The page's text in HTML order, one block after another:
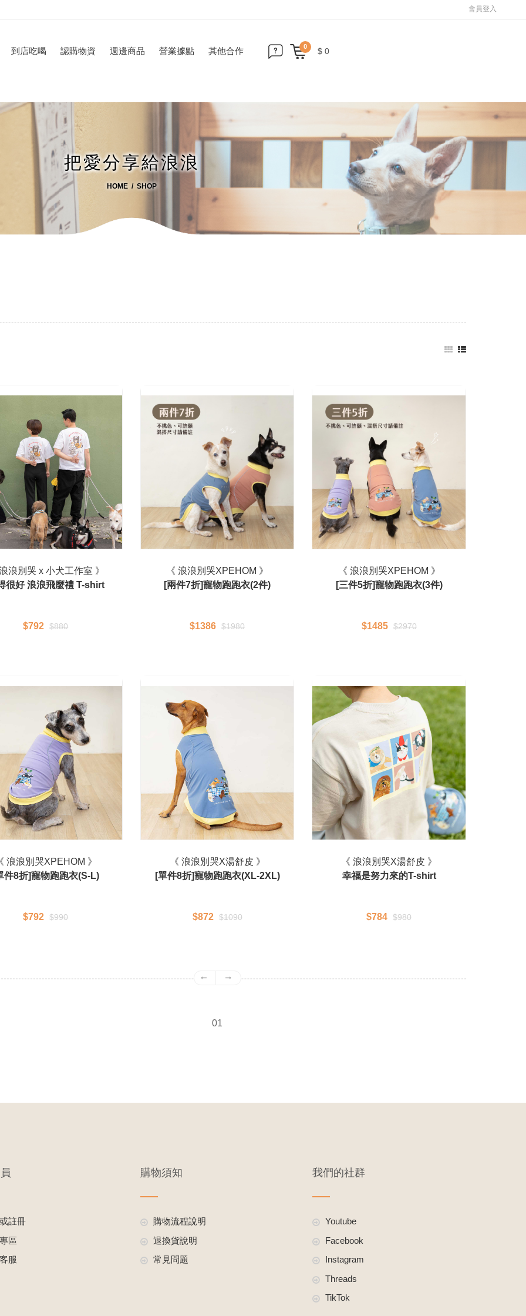
會員登入
到店吃喝 認購物資 週邊商品 營業據點 其他合作 0 $ 0
把愛分享給浪浪
HOME SHOP
浪別哭 x 小犬工作室 》
很好 浪浪飛麼禮 T-shirt
$792 $880
《 浪浪別哭XPEHOM 》
[兩件7折]寵物跑跑衣(2件)
$1386 $1980
《 浪浪別哭XPEHOM 》
[三件5折]寵物跑跑衣(3件)
$1485 $2970
浪浪別哭XPEHOM 》
件8折]寵物跑跑衣(S-L)
$792 $990
《 浪浪別哭X湯舒皮 》
[單件8折]寵物跑跑衣(XL-2XL)
$872 $1090
《 浪浪別哭X湯舒皮 》
幸福是努力來的T-shirt
$784 $980
01
註冊
區
服
購物須知
購物流程說明
退換貨說明
常見問題
我們的社群
Youtube
Facebook
Instagram
Threads
TikTok